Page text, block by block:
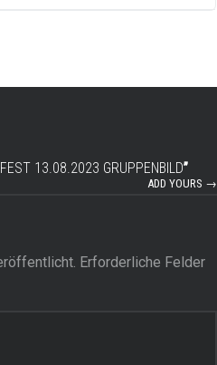
13.08.2023 GRUPPENBILD”
ADD YOURS →
Erforderliche Felder